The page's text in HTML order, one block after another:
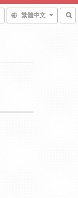
繁體中文